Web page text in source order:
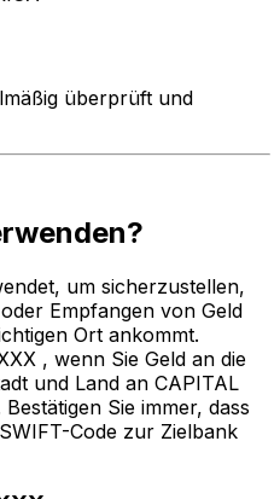
überprüft und
um sicherzustellen,
Empfangen von Geld
Ort ankommt.
, wenn Sie Geld an die
und Land an CAPITAL
Sie immer, dass
Code zur Zielbank